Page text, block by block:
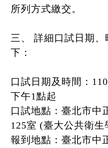
所列方式繳交。
三、 詳細口試日期
下：
口試日期及時間：
下午1點起
口試地點：臺北市中
125室 (臺大公共衛生
報到地點：臺北市中